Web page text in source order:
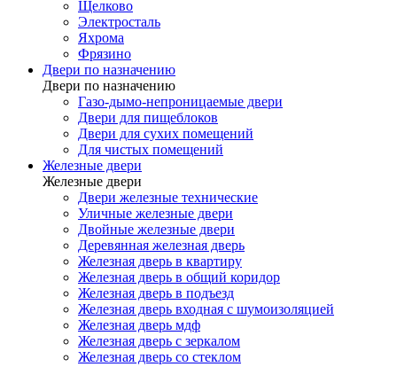
Щелково
Электросталь
Яхрома
Фрязино
Двери по назначению
Двери по назначению
Газо-дымо-непроницаемые двери
Двери для пищеблоков
Двери для сухих помещений
Для чистых помещений
Железные двери
Железные двери
Двери железные технические
Уличные железные двери
Двойные железные двери
Деревянная железная дверь
Железная дверь в квартиру
Железная дверь в общий коридор
Железная дверь в подъезд
Железная дверь входная с шумоизоляцией
Железная дверь мдф
Железная дверь с зеркалом
Железная дверь со стеклом